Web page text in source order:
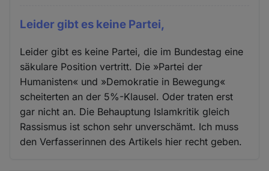
Leider gibt es keine Partei,
Leider gibt es keine Partei, die im Bundestag eine
säkulare Position vertritt. Die »Partei der
Humanisten« und »Demokratie in Bewegung«
scheiterten an der 5%-Klausel. Oder traten erst
gar nicht an. Die Behauptung Islamkritik gleich
Rassismus ist schon sehr unverschämt. Ich muss
den Verfasserinnen des Artikels hier recht geben.